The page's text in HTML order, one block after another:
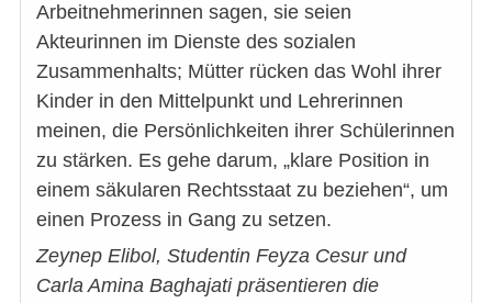
Arbeitnehmerinnen sagen, sie seien
Akteurinnen im Dienste des sozialen
Zusammenhalts; Mütter rücken das Wohl ihrer
Kinder in den Mittelpunkt und Lehrerinnen
meinen, die Persönlichkeiten ihrer Schülerinnen
zu stärken. Es gehe darum, „klare Position in
einem säkularen Rechtsstaat zu beziehen“, um
einen Prozess in Gang zu setzen.
Zeynep Elibol, Studentin Feyza Cesur und
Carla Amina Baghajati präsentieren die